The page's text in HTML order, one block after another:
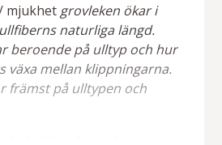
mjukhet grovleken ökar i
naturliga längd.
beroende på ulltyp och hur
växa mellan klippningarna.
främst på ulltypen och